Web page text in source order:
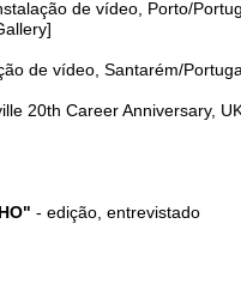
de vídeo, Porto/
de vídeo, Santarém/
20th Career Anniversary,
- edição, entrevistado